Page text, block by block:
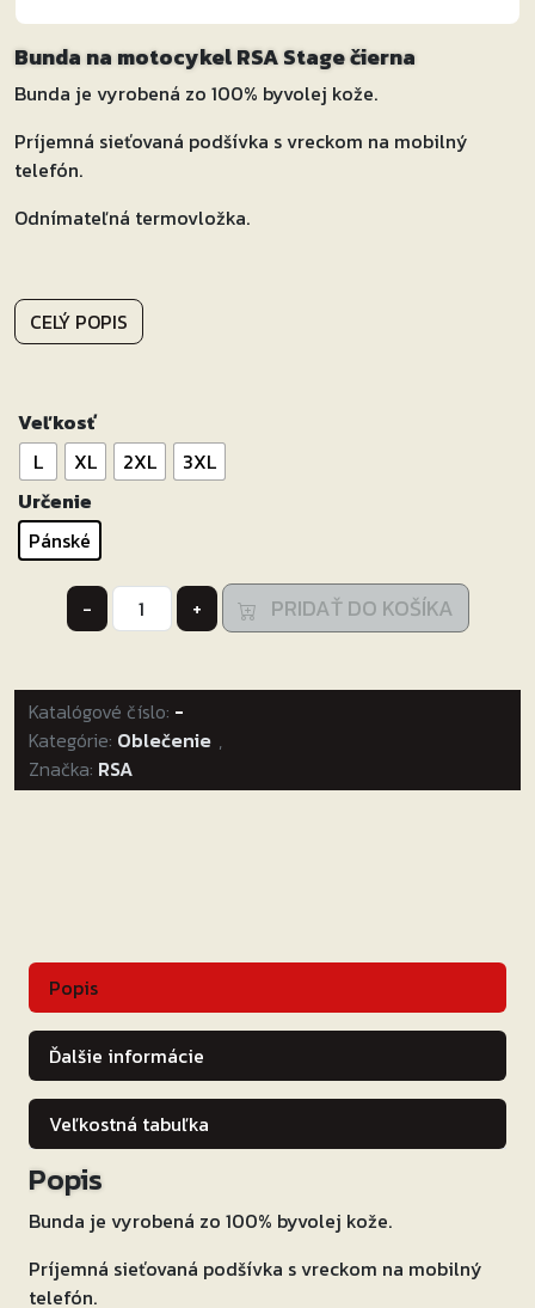
Bunda na motocykel RSA Stage čierna
Bunda je vyrobená zo 100% byvolej kože.
Príjemná sieťovaná podšívka s vreckom na mobilný
telefón.
Odnímateľná termovložka.
CELÝ POPIS
Veľkosť
L
XL 2XL
3XL
Určenie
Pánské
-
množstvo
Bunda
motocykel
RSA
Stage
čierna
+ PRIDAŤ DO KOŠÍKA
Katalógové číslo: -
Kategórie: Oblečenie ,
Značka: RSA
Popis
Ďalšie informácie
Veľkostná tabuľka
Popis
Bunda je vyrobená zo 100% byvolej kože.
Príjemná sieťovaná podšívka s vreckom na mobilný
telefón.